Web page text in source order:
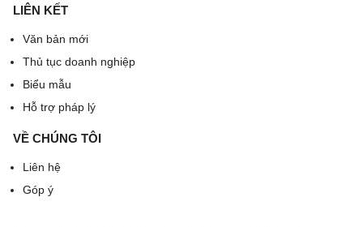
không?
19. Doanh nghiệp không có nghĩa vụ tạm ứng lương cho người
lao động
20. Doanh nghiệp, hãy trả lương đúng hẹn!
làm đúng luật?
22. Chủ doanh nghiệp trốn đóng BHXH cho nhân viên có thể bị
phạt tù
LIÊN KẾT
Văn bản mới
Thủ tục doanh nghiệp
Biểu mẫu
Hỗ trợ pháp lý
VỀ CHÚNG TÔI
Liên hệ
Góp ý